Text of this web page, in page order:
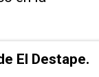
El Destape.